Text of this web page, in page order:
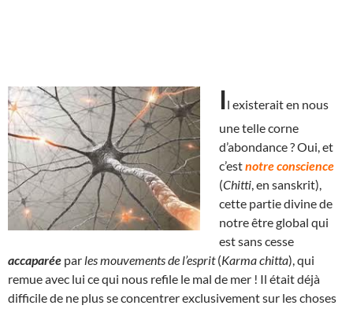
Il existerait en nous
une telle corne
d’abondance ? Oui, et
c’estnotre conscience
(Chitti , en sanskrit),
cette partie divine de
notre être global qui
est sans cesse
accaparée par les mouvements de l’esprit(Karma chitta), qui
remue avec lui ce qui nous refile le mal de mer ! Il était déjà
difficile de ne plus se concentrer exclusivement sur les choses